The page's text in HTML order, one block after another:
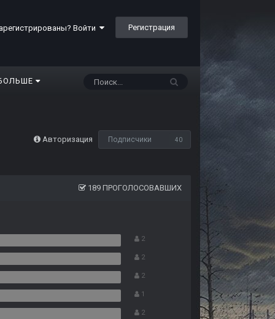
Войти Регистрация
Авторизация Подписчики 40
189 ПРОГОЛОСОВАВШИХ
2
2
2
1
2